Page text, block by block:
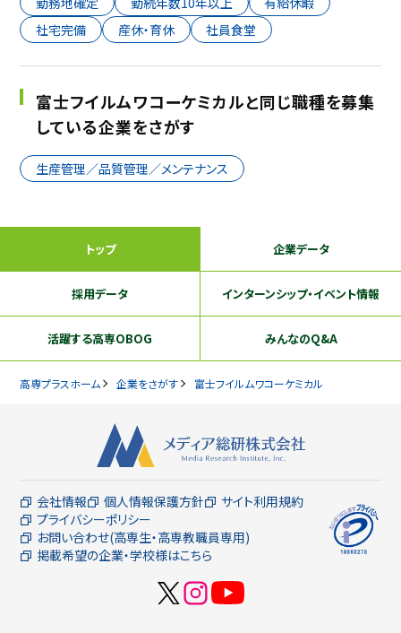
社宅完備
産休・育休 社員食堂
富士フイルムワコーケミカルと同じ職種を募集
している企業をさがす
生産管理／品質管理／メンテナンス
トップ 企業データ
採用データ インターンシップ・イベント情報
活躍する高専OBOG みんなのQ&A
高専プラスホーム 企業をさがす 富士フイルムワコーケミカル
会社情報 個人情報保護方針
サイト利用規約
プライバシーポリシー
お問い合わせ(高専生・高専教職員専用)
掲載希望の企業・学校様はこちら